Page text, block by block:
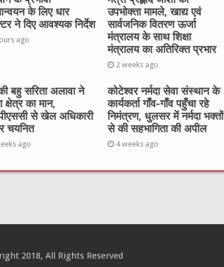
o
k
p
के लिए धार
ने दिए आवश्यक निर्देश
ago
उपभोक्ता मामले, खाद्य एवं
सार्वजनिक वितरण ऊर्जा
मंत्रालय के साथ शिक्षा
मंत्रालय का अतिरिक्त प्रभार
2 weeks ago
बहु सरिता अलावा ने
क्षेत्र का मान,
से खेल अधिकारी
चयनित
ago
कोटेश्वर नर्मदा सेवा संस्थान के
कार्यकर्ता गाँव-गाँव पहुँचा रहे
निमंत्रण, धुलसर में नर्मदा भक्तों
से की सहभागिता की अपील
4 weeks ago
2018, All Rights Reserved